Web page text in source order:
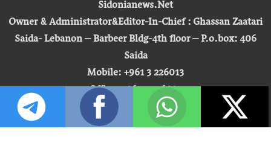
Sidonianews.Net
Owner & Administrator&Editor-In-Chief : Ghassan Zaatari
Saida- Lebanon – Barbeer Bldg-4th floor – P.o.box: 406
Saida
Mobile: +961 3 226013
Office: +961 7 726007
Email:
zaatari.ghassan@gmail.com